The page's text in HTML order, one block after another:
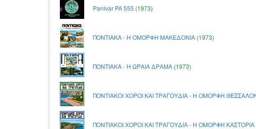
Panivar PA 555 (1973)
ΠΟΝΤΙΑΚΑ - Η ΟΜΟΡΦΗ ΜΑΚΕΔΟΝΙΑ (1973)
ΠΟΝΤΙΑΚΑ - Η ΩΡΑΙΑ ΔΡΑΜΑ (1973)
ΠΟΝΤΙΑΚΟΙ ΧΟΡΟΙ ΚΑΙ ΤΡΑΓΟΥΔΙΑ - Η ΟΜΟΡΦΗ
ΠΟΝΤΙΑΚΟΙ ΧΟΡΟΙ ΚΑΙ ΤΡΑΓΟΥΔΙΑ - Η ΟΜΟΡΦΗ ΚΑΣΤΟΡΙΑ